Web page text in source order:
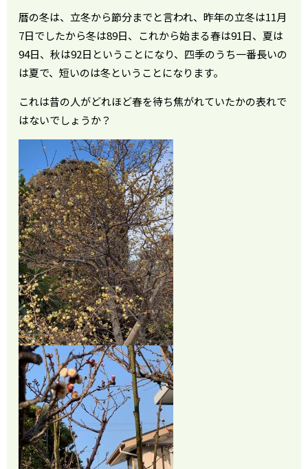
暦の冬は、立冬から節分までと言われ、昨年の立冬は11月
7日でしたから冬は89日、これから始まる春は91日、夏は
94日、秋は92日ということになり、四季のうち一番長いの
は夏で、短いのは冬ということになります。
これは昔の人がどれほど春を待ち焦がれていたかの表れで
はないでしょうか？